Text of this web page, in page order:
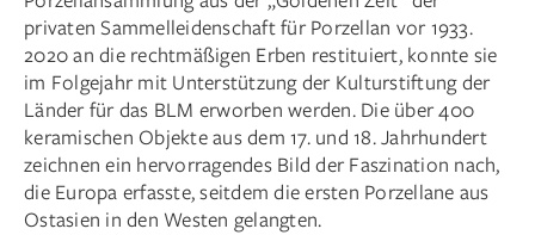
privaten Sammelleidenschaft für Porzellan vor 1933.
2020 an die rechtmäßigen Erben restituiert, konnte sie
im Folgejahr mit Unterstützung der Kulturstiftung der
Länder für das BLM erworben werden. Die über 400
keramischen Objekte aus dem 17. und 18. Jahrhundert
zeichnen ein hervorragendes Bild der Faszination nach,
die Europa erfasste, seitdem die ersten Porzellane aus
Ostasien in den Westen gelangten.